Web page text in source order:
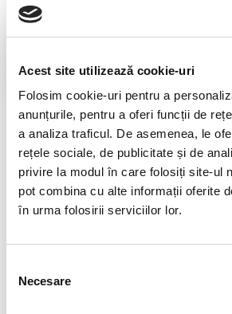
Acest site utilizează cookie-uri
Folosim cookie-uri pentru a
anunțurile, pentru a oferi funcții de
a analiza traficul. De asemenea, le
rețele sociale, de publicitate și de
privire la modul în care folosiți site-ul
pot combina cu alte informații oferite
în urma folosirii serviciilor lor.
consimțământului
Necesare
pentru toate produsele
DESCRIERE PRODUS
Cristal natural 100 %.
Cristal Unicat. Veti primi exact produsul
mobilului/tableteli/laptopului